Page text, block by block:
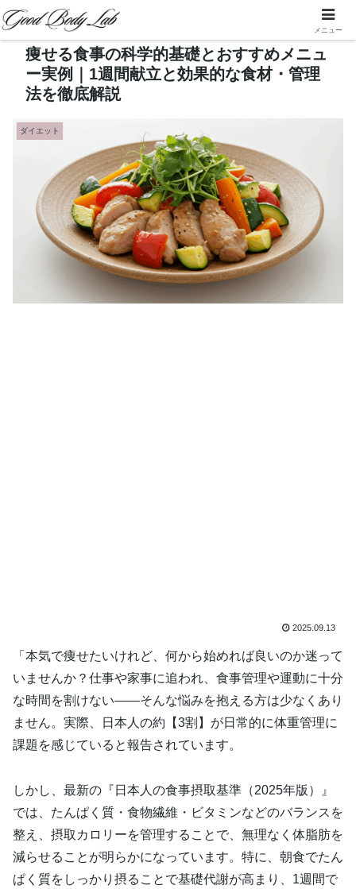
痩せる食事の科学的基礎とおすすめメニュ
ー実例｜1週間献立と効果的な食材・管理
法を徹底解説
ダイエット
2025.09.13
「本気で痩せたいけれど、何から始めれば良いのか迷って
いませんか？仕事や家事に追われ、食事管理や運動に十分
な時間を割けない――そんな悩みを抱える方は少なくあり
ません。実際、日本人の約【3割】が日常的に体重管理に
課題を感じていると報告されています。
しかし、最新の『日本人の食事摂取基準（2025年版）』
では、たんぱく質・食物繊維・ビタミンなどのバランスを
整え、摂取カロリーを管理することで、無理なく体脂肪を
減らせることが明らかになっています。特に、朝食でたん
ぱく質をしっかり摂ることで基礎代謝が高まり、1週間で
メニュー